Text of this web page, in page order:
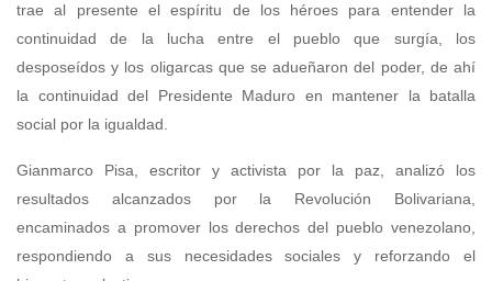
trae al presente el espíritu de los héroes para entender la
continuidad de la lucha entre el pueblo que surgía, los
desposeídos y los oligarcas que se adueñaron del poder, de ahí
la continuidad del Presidente Maduro en mantener la batalla
social por la igualdad.
Gianmarco Pisa, escritor y activista por la paz, analizó los
resultados alcanzados por la Revolución Bolivariana,
encaminados a promover los derechos del pueblo venezolano,
respondiendo a sus necesidades sociales y reforzando el